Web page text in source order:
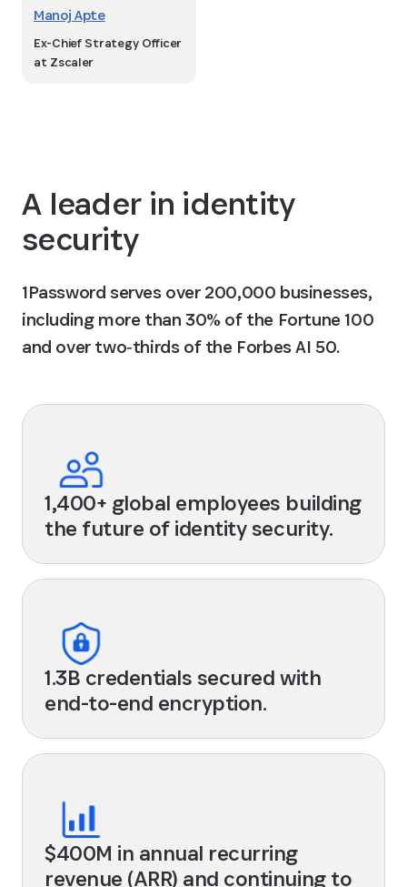
Manoj Apte
Ex-Chief Strategy Officer
at Zscaler
A leader in identity
security
1Password serves over 200,000 businesses,
including more than 30% of the Fortune 100
and over two‑thirds of the Forbes AI 50.
1,400+ global employees building
the future of identity security.
1.3B credentials secured with
end-to-end encryption.
$400M in annual recurring
revenue (ARR) and continuing to